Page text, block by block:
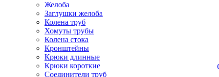
Желоба
Заглушки желоба
Колена труб
Хомуты трубы
Колена стока
Кронштейны
Крюки длинные
Крюки короткие
Соединители труб